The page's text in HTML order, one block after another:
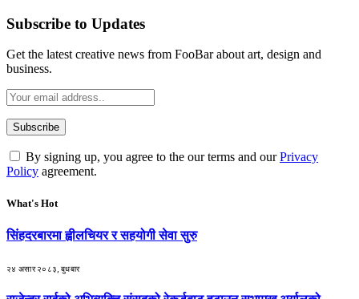
Subscribe to Updates
Get the latest creative news from FooBar about art, design and
business.
By signing up, you agree to the our terms and ourPrivacy
Policy agreement.
What's Hot
सिंहदरबारमा ह्वीलचियर र सहयोगी सेवा सुरु
२४ असार २०८३, बुधबार